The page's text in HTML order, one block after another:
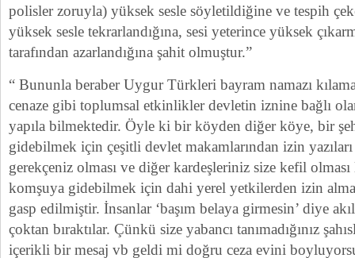
polisler zoruyla) yüksek sesle söyletildiğine ve tespih
yüksek sesle tekrarlandığına, sesi yeterince yüksek
tarafından azarlandığına şahit olmuştur.”
“ Bununla beraber Uygur Türkleri bayram namazı
cenaze gibi toplumsal etkinlikler devletin iznine bağlı
yapıla bilmektedir. Öyle ki bir köyden diğer köye, bir
gidebilmek için çeşitli devlet makamlarından izin
gerekçeniz olması ve diğer kardeşleriniz size kefil
komşuya gidebilmek için dahi yerel yetkilerden izin
gasp edilmiştir. İnsanlar ‘başım belaya girmesin’ diye
çoktan bıraktılar. Çünkü size yabancı tanımadığınız
içerikli bir mesaj vb geldi mi doğru ceza evini